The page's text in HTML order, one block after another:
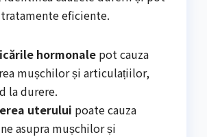
eficiente.
hormonale pot cauza
mușchilor și articulațiilor,
la durere.
uterului poate cauza
asupra mușchilor și